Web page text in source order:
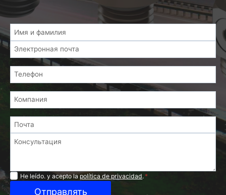
Privacidad
He leído. y acepto la política de privacidad. *
Отправлять